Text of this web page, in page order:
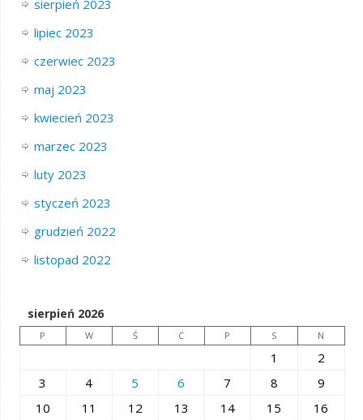
sierpień 2023
lipiec 2023
czerwiec 2023
maj 2023
kwiecień 2023
marzec 2023
luty 2023
styczeń 2023
grudzień 2022
listopad 2022
sierpień 2026
P W Ś C P S N
1
2
3
4 5 6 7 8
9
10
11 12 13 14 15
16